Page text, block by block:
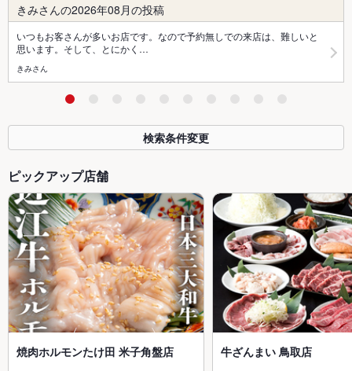
きみさんの2026年08月の投稿
いつもお客さんが多いお店です。なので予約無しでの来店は、難しいと
思います。そして、とにかく…
きみさん
検索条件変更
ピックアップ店舗
焼肉ホルモンたけ田 米子角盤店 牛ざんまい 鳥取店